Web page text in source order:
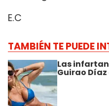
E.C
TAMBIÉN TE PUEDE
Las
Guirao